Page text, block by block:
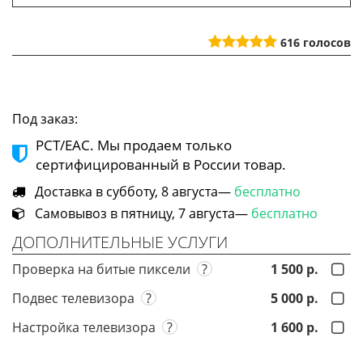
616 голосов
Под заказ:
РСТ/ЕАС. Мы продаем только
сертифицированный в России товар.
Доставка в субботу, 8 августа— бесплатно
Самовывоз в пятницу, 7 августа— бесплатно
ДОПОЛНИТЕЛЬНЫЕ УСЛУГИ
Проверка на битые пиксели ?
1 500 р.
Подвес телевизора
?
5 000 р.
Настройка телевизора
? 1 600 р.